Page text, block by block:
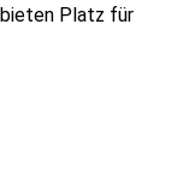
Platz für